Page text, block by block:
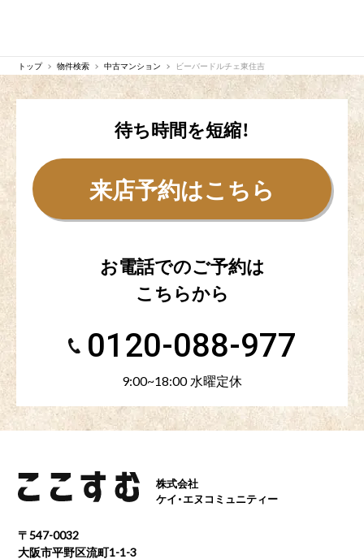
トップ 物件検索 中古マンション ビーバードルチェ東住吉
待ち時間を短縮！
来店予約はこちら
お電話でのご予約は
こちらから
0120-088-977
9:00~18:00 水曜定休
株式会社
ケイ・エヌコミュニティー
〒547-0032
大阪市平野区流町1-1-3